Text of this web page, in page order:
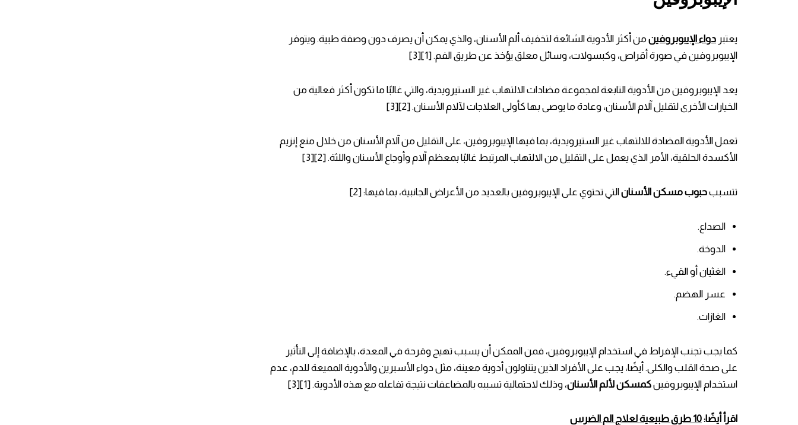
يعتبر دواء الإيبوبروفين من أكثر الأدوية الشائعة لتخفيف ألم الأسنان، والذي يمكن أن يصرف دون وصفة طبية. ويتوفر
الإيبوبروفين في صورة أقراص، وكبسولات، وسائل معلق يؤخذ عن طريق الفم. [1][3]
يعد الإيبوبروفين من الأدوية التابعة لمجموعة مضادات الالتهاب غير الستيرويدية، والتي غالبًا ما تكون أكثر فعالية من
الخيارات الأخرى لتقليل آلام الأسنان، وعادة ما يوصى بها كأولى العلاجات لآلام الأسنان. [2][3]
تعمل الأدوية المضادة للالتهاب غير الستيرويدية، بما فيها الإيبوبروفين، على التقليل من آلام الأسنان من خلال منع إنزيم
الأكسدة الحلقية، الأمر الذي يعمل على التقليل من الالتهاب المرتبط غالبًا بمعظم آلام وأوجاع الأسنان واللثة. [2][3]
تتسببحبوب مسكن الأسنانالتي تحتوي على الإيبوبروفين بالعديد من الأعراض الجانبية، بما فيها: [2]
الصداع.
الدوخة.
الغثيان أو القيء.
عسر الهضم.
الغازات.
كما يجب تجنب الإفراط في استخدام الإيبوبروفين، فمن الممكن أن يسبب تهيج وقرحة في المعدة، بالإضافة إلى التأثير
على صحة القلب والكلى. أيضًا، يجب على الأفراد الذين يتناولون أدوية معينة، مثل دواء الأسبرين والأدوية المميعة للدم، عدم
استخدام الإيبوبروفينكمسكن لألم الأسنان، وذلك لاحتمالية تسببه بالمضاعفات نتيجة تفاعله مع هذه الأدوية. [1][3]
اقرأ أيضًا:10 طرق طبيعية لعلاج الم الضرس